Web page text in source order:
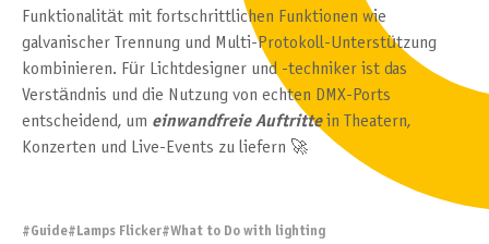
Funktionalität mit fortschrittlichen Funktionen wie
galvanischer Trennung und Multi-Protokoll-Unterstützung
kombinieren. Für Lichtdesigner und -techniker ist das
Verständnis und die Nutzung von echten DMX-Ports
entscheidend, um einwandfreie Auftrittein Theatern,
Konzerten und Live-Events zu liefern 🚀
#Guide# Lamps Flicker#What to Do with lighting